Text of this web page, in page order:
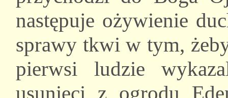
następuje ożywienie
sprawy tkwi w tym,
pierwsi ludzie
usunięci z ogrodu